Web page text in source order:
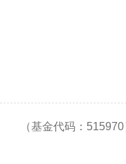
（基金代码：